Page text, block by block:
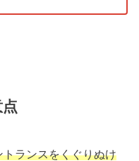
トランスをくぐりぬけ